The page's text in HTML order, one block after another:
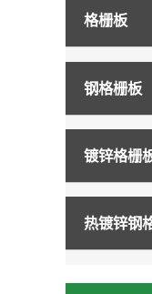
格栅板
钢格栅板
镀锌格栅
热镀锌钢